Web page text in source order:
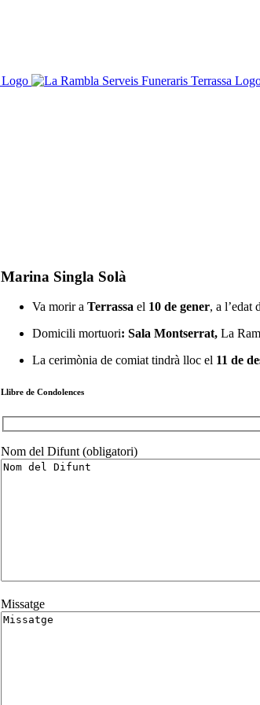
Marina Singla Solà
Va morir a Terrassa el 10 de gener, a l’edat
Domicili mortuori: Sala Montserrat, La
La cerimònia de comiat tindrà lloc el 11 de
Llibre de Condolences
Nom del Difunt (obligatori)
Missatge